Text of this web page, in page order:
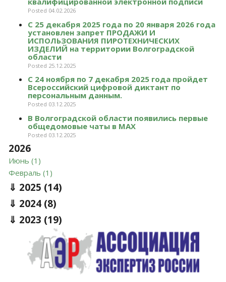
Posted 04.02.2026
С 25 декабря 2025 года по 20 января 2026 года
установлен запрет ПРОДАЖИ И
ИСПОЛЬЗОВАНИЯ ПИРОТЕХНИЧЕСКИХ
ИЗДЕЛИЙ на территории Волгоградской
области
Posted 25.12.2025
С 24 ноября по 7 декабря 2025 года пройдет
Всероссийский цифровой диктант по
персональным данным.
Posted 03.12.2025
В Волгоградской области появились первые
общедомовые чаты в МАХ
Posted 03.12.2025
2026
Июнь (1)
Февраль (1)
2025 (14)
2024 (8)
2023 (19)